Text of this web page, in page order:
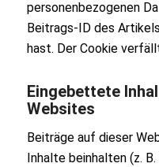
personenbezogenen
Beitrags-ID des
hast. Der Cookie
Eingebettete
Websites
Beiträge auf dieser
Inhalte beinhalten (z.